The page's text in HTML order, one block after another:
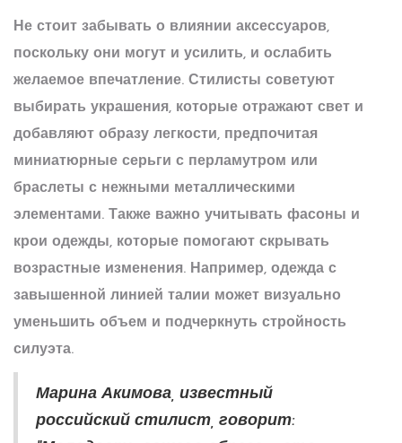
Не стоит забывать о влиянии аксессуаров,
поскольку они могут и усилить, и ослабить
желаемое впечатление. Стилисты советуют
выбирать украшения, которые отражают свет и
добавляют образу легкости, предпочитая
миниатюрные серьги с перламутром или
браслеты с нежными металлическими
элементами. Также важно учитывать фасоны и
крои одежды, которые помогают скрывать
возрастные изменения. Например, одежда с
завышенной линией талии может визуально
уменьшить объем и подчеркнуть стройность
силуэта.
Марина Акимова, известный
российский стилист, говорит: